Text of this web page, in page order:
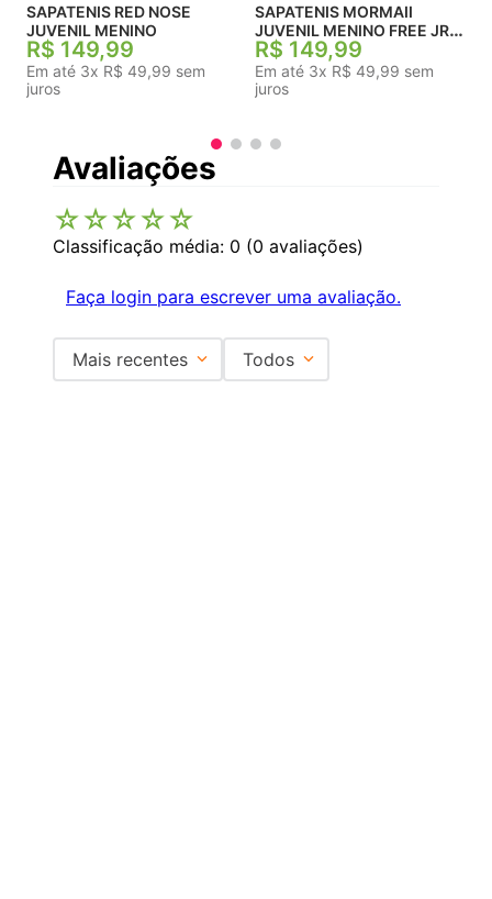
SAPATENIS RED NOSE
JUVENIL MENINO
R$ 149,99
Em até 3x R$ 49,99 sem
juros
SAPATENIS MORMAII
JUVENIL MENINO FREE JR
EASY
R$ 149,99
Em até 3x R$ 49,99 sem
juros
Avaliações
☆☆☆☆☆
Classificação média: 0 (0 avaliações)
Faça login para escrever uma avaliação.
Mais recentes Todos